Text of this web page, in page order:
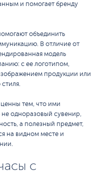
и помогает бренду
объединить
В отличие от
модель
с ее логотипом,
продукции или
тем, что ими
не одноразовый сувенир,
а полезный предмет,
на видном месте и
с